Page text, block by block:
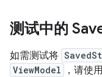
测试中的
如需测试将
ViewModel ，请使